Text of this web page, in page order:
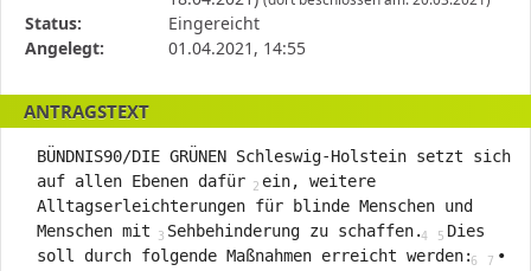
Antrag
Status:
Eingereicht
Angelegt:
01.04.2021, 14:55
ANTRAGSTEXT
BÜNDNIS90/DIE GRÜNEN Schleswig-Holstein setzt sich
auf allen Ebenen dafür ein, weitere
Alltagserleichterungen für blinde Menschen und
Menschen mit Sehbehinderung zu schaffen.
Dies
soll durch folgende Maßnahmen erreicht werden:
•